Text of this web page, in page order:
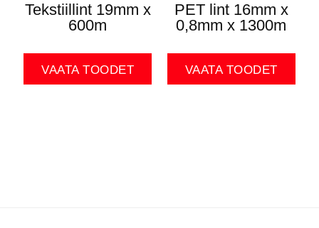
Tekstiillint 19mm x
600m
VAATA TOODET
PET lint 16mm x
0,8mm x 1300m
VAATA TOODET